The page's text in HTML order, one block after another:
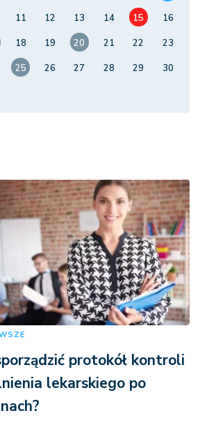
11 12 13 14 15
16
18 19 20 21 22
23
25 26 27 28 29
30
protokół kontroli
lekarskiego po